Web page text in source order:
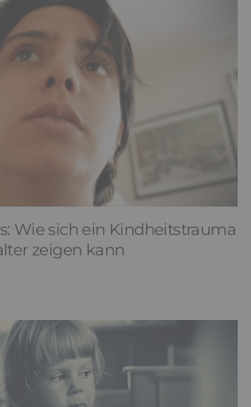
Wie sich ein Kindheitstrauma
zeigen kann